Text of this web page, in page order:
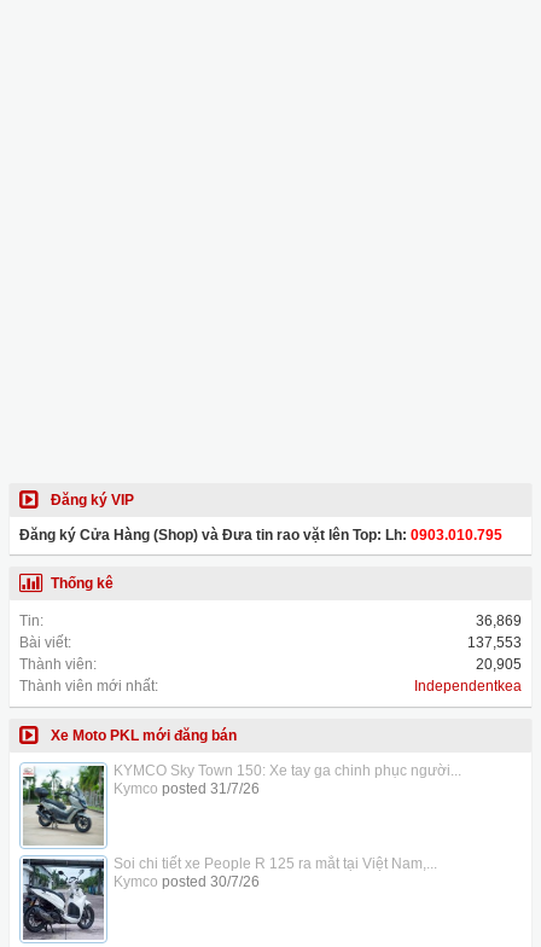
Đăng ký VIP
Đăng ký Cửa Hàng (Shop) và Đưa tin rao vặt lên Top: Lh: 0903.010.795
Thống kê
Tin:
36,869
Bài viết:
137,553
Thành viên:
20,905
Thành viên mới nhất:
Independentkea
Xe Moto PKL mới đăng bán
KYMCO Sky Town 150: Xe tay ga chinh phục người...
Kymco posted 31/7/26
Soi chi tiết xe People R 125 ra mắt tại Việt Nam,...
Kymco posted 30/7/26